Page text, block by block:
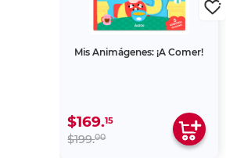
Mis Animágenes: ¡A Comer!
$169.15
$199.00